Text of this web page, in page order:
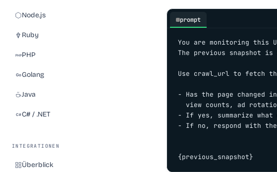
Node.js
Ruby
PHP
Golang
Java
C# / .NET
INTEGRATIONEN
Überblick
prompt
You are monitoring this
The previous snapshot is
Use crawl_url to fetch
- Has the page changed
view counts, ad
- If yes, summarize
- If no, respond with the